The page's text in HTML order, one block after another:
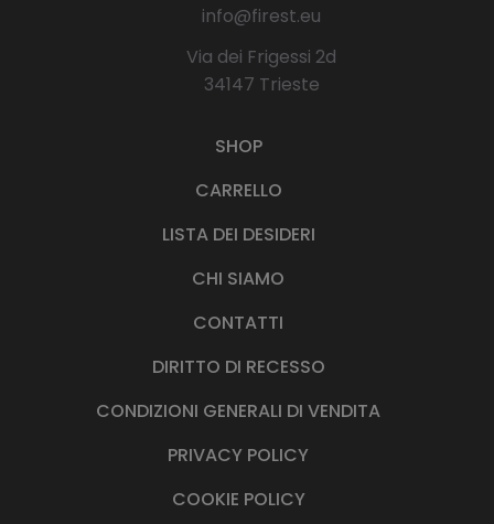
info@firest.eu
Via dei Frigessi 2d
34147 Trieste
SHOP
CARRELLO
LISTA DEI DESIDERI
CHI SIAMO
CONTATTI
DIRITTO DI RECESSO
CONDIZIONI GENERALI DI VENDITA
PRIVACY POLICY
COOKIE POLICY